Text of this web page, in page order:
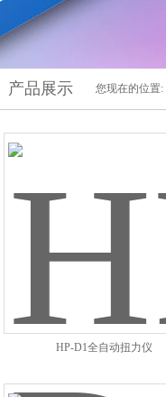
产品展示 您现在的位置:
HP-D1全自动扭力仪